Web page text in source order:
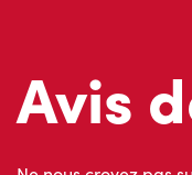
Avis